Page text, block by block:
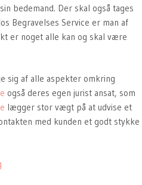
bedemand. Der skal også tages
Begravelses Service er man af
er noget alle kan og skal være
sig af alle aspekter omkring
også deres egen jurist ansat, som
lægger stor vægt på at udvise et
med kunden et godt stykke